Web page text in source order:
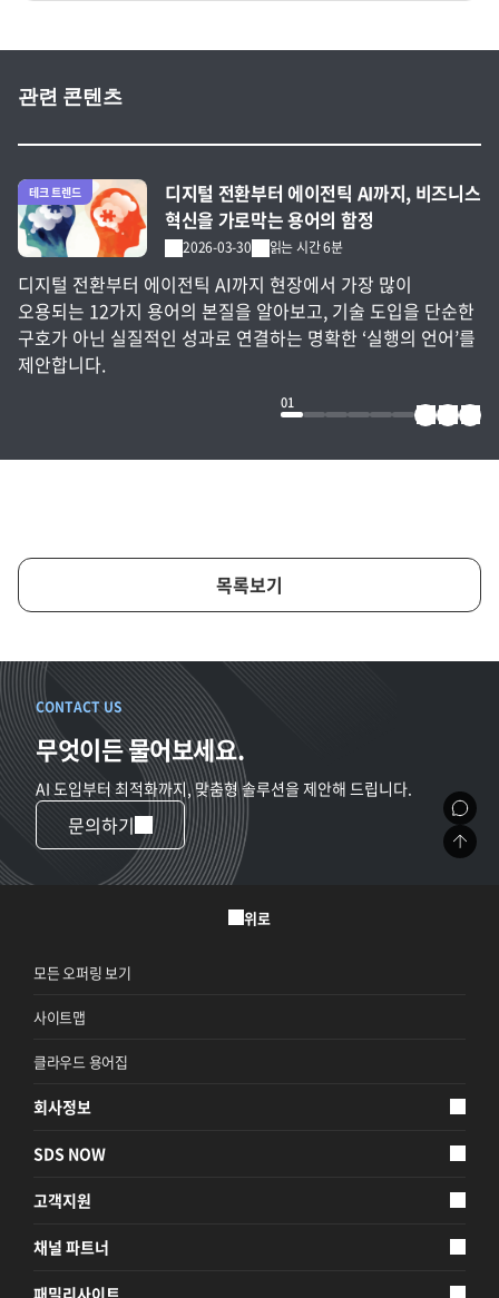
(Washington Technology)’ 등에 글을 기고했습니다.
관련 콘텐츠
전체 글 보기
테크 트렌드
2026-03-30 읽는 시간 6분
디지털 전환부터 에이전틱 AI까지, 비즈니스
혁신을 가로막는 용어의 함정
디지털 전환부터 에이전틱 AI까지 현장에서 가장 많이
오용되는 12가지 용어의 본질을 알아보고, 기술 도입을 단순한
구호가 아닌 실질적인 성과로 연결하는 명확한 ‘실행의 언어’를
제안합니다.
01
목록보기
CONTACT US
무엇이든 물어보세요.
AI 도입부터 최적화까지, 맞춤형 솔루션을 제안해 드립니다.
문의하기
위로
모든 오퍼링 보기
사이트맵
클라우드 용어집
회사정보
SDS NOW
고객지원
채널 파트너
패밀리사이트